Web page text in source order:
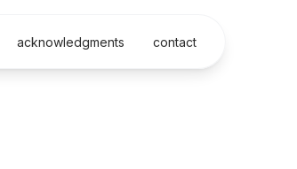
acknowledgments contact